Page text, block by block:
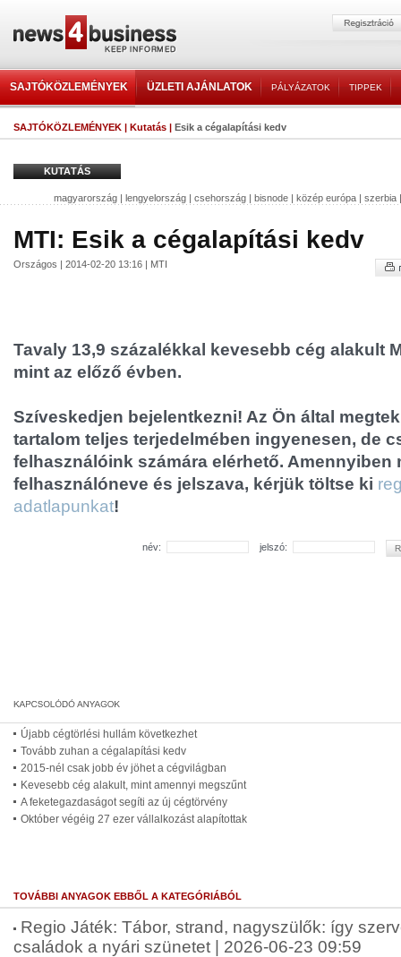
SAJTÓKÖZLEMÉNYEK ÜZLETI AJÁNLATOK PÁLYÁZATOK TIPPEK
SAJTÓKÖZLEMÉNYEK | Kutatás | Esik a cégalapítási kedv
KUTATÁS
magyarország | lengyelország | csehország | bisnode | közép európa | szerbia
MTI: Esik a cégalapítási kedv
Országos | 2014-02-20 13:16 | MTI
Tavaly 13,9 százalékkal kevesebb cég alakult
mint az előző évben.
Szíveskedjen bejelentkezni! Az Ön által
tartalom teljes terjedelmében ingyenesen, de
felhasználóink számára elérhető. Amennyiben
felhasználóneve és jelszava, kérjük töltse ki
adatlapunkat!
név: jelszó:
Újabb cégtörlési hullám következhet
Tovább zuhan a cégalapítási kedv
2015-nél csak jobb év jöhet a cégvilágban
Kevesebb cég alakult, mint amennyi megszűnt
A feketegazdaságot segíti az új cégtörvény
Október végéig 27 ezer vállalkozást alapítottak
TOVÁBBI ANYAGOK EBBŐL A KATEGÓRIÁBÓL
Regio Játék: Tábor, strand, nagyszülők: így
családok a nyári szünetet | 2026-06-23 09:59